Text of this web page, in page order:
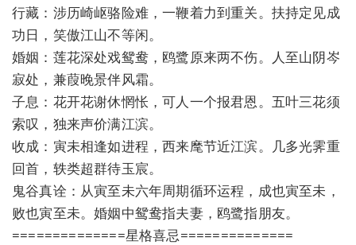
行藏：涉历崎岖骆险难，一鞭着力到重关。扶持定见成
功日，笑傲江山不等闲。
婚姻：莲花深处戏鸳鸯，鸥鹭原来两不伤。人至山阴岑
寂处，兼葭晚景伴风霜。
子息：花开花谢休惘怅，可人一个报君恩。五叶三花须
索叹，独来声价满江滨。
收成：寅未相逢如进程，西来麾节近江滨。几多光霁重
回首，轶类超群待玉宸。
鬼谷真诠：从寅至未六年周期循环运程，成也寅至未，
败也寅至未。婚姻中鸳鸯指夫妻，鸥鹭指朋友。
==============星格喜忌==============